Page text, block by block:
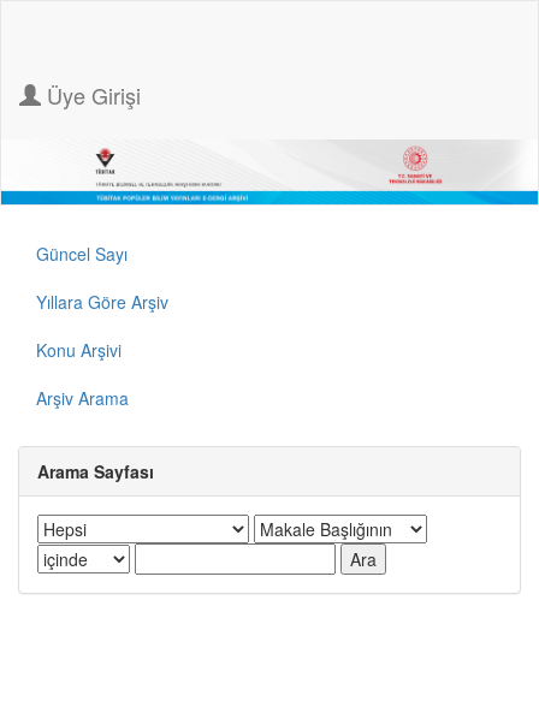
Üye Girişi
Güncel Sayı
Yıllara Göre Arşiv
Konu Arşivi
Arşiv Arama
Arama Sayfası